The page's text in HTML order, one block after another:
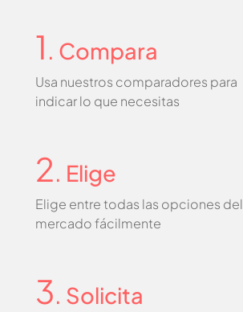
1 . Compara
Usa nuestros comparadores para
indicar lo que necesitas
2. Elige
Elige entre todas las opciones del
mercado fácilmente
3. Solicita